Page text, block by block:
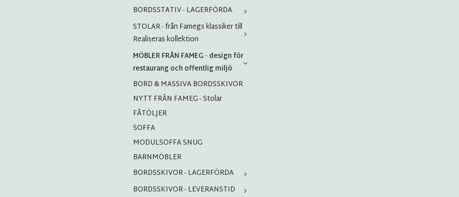
BORDSSTATIV - LAGERFÖRDA
STOLAR - från Famegs klassiker till
Realiseras kollektion
MÖBLER FRÅN FAMEG - design för
restaurang och offentlig miljö
BORD & MASSIVA BORDSSKIVOR
NYTT FRÅN FAMEG - Stolar
FÅTÖLJER
SOFFA
MODULSOFFA SNUG
BARNMÖBLER
BORDSSKIVOR - LAGERFÖRDA
BORDSSKIVOR - LEVERANSTID